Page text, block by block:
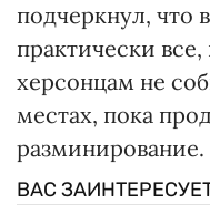
подчеркнул, что
практически
херсонцам не
местах, пока
разминирование.
ВАС